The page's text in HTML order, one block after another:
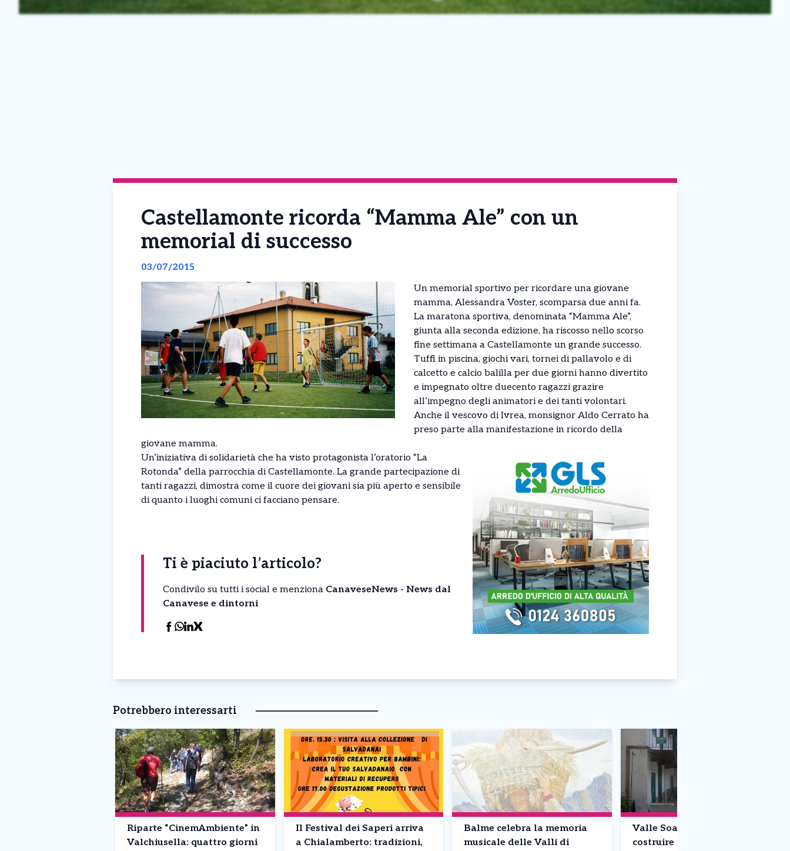
Castellamonte ricorda “Mamma Ale” con un
memorial di successo
03/07/2015
Un memorial sportivo per ricordare una giovane
mamma, Alessandra Voster, scomparsa due anni fa.
La maratona sportiva, denominata “Mamma Ale”,
giunta alla seconda edizione, ha riscosso nello scorso
fine settimana a Castellamonte un grande successo.
Tuffi in piscina, giochi vari, tornei di pallavolo e di
calcetto e calcio balilla per due giorni hanno divertito
e impegnato oltre duecento ragazzi grazire
all’impegno degli animatori e dei tanti volontari.
Anche il vescovo di Ivrea, monsignor Aldo Cerrato ha
preso parte alla manifestazione in ricordo della
giovane mamma.
Un’iniziativa di solidarietà che ha visto protagonista l’oratorio “La
Rotonda” della parrocchia di Castellamonte. La grande partecipazione di
tanti ragazzi, dimostra come il cuore dei giovani sia più aperto e sensibile
di quanto i luoghi comuni ci facciano pensare.
Ti è piaciuto l’articolo?
Condivilo su tutti i social e menziona CanaveseNews - News dal
Canavese e dintorni
Potrebbero interessarti
Riparte “CinemAmbiente” in
Valchiusella: quattro giorni
Il Festival dei Saperi arriva
a Chialamberto: tradizioni,
Balme celebra la memoria
musicale delle Valli di
Valle Soana, una serata per
costruire il futuro del